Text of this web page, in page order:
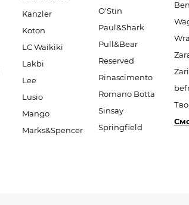
Kanzler
Koton
LC Waikiki
Lakbi
Lee
Lusio
Mango
Marks&Spencer
O'Stin
Paul&Shark
Pull&Bear
Reserved
Rinascimento
Romano Botta
Sinsay
Springfield